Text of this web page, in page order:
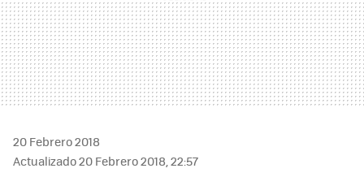
20 Febrero 2018
Actualizado 20 Febrero 2018, 22:57